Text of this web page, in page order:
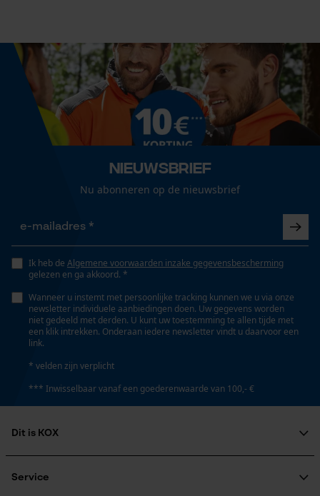
Nieuwsbrief
Nu abonneren op de nieuwsbrief
Ik heb de Algemene voorwaarden inzake gegevensbescherming
gelezen en ga akkoord. *
Wanneer u instemt met persoonlijke tracking kunnen we u via onze
newsletter individuele aanbiedingen doen. Uw gegevens worden
niet gedeeld met derden. U kunt uw toestemming te allen tijde met
een klik intrekken. Onderaan iedere newsletter vindt u daarvoor een
link.
* velden zijn verplicht
*** Inwisselbaar vanaf een goederenwaarde van 100,- €
Dit is KOX
Maatschappelijke betrokkenheid
Service